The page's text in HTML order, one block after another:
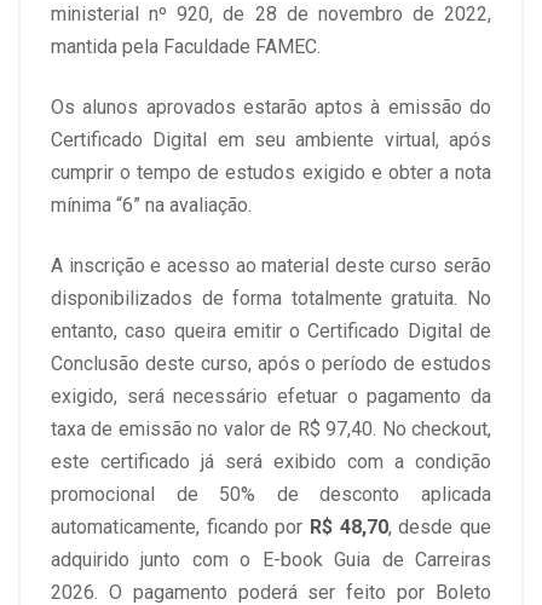
ministerial nº 920, de 28 de novembro de 2022,
mantida pela Faculdade FAMEC.
Os alunos aprovados estarão aptos à emissão do
Certificado Digital em seu ambiente virtual, após
cumprir o tempo de estudos exigido e obter a nota
mínima “6” na avaliação.
A inscrição e acesso ao material deste curso serão
disponibilizados de forma totalmente gratuita. No
entanto, caso queira emitir o Certificado Digital de
Conclusão deste curso, após o período de estudos
exigido, será necessário efetuar o pagamento da
taxa de emissão no valor de R$ 97,40. No checkout,
este certificado já será exibido com a condição
promocional de 50% de desconto aplicada
automaticamente, ficando por R$ 48,70, desde que
adquirido junto com o E-book Guia de Carreiras
2026. O pagamento poderá ser feito por Boleto